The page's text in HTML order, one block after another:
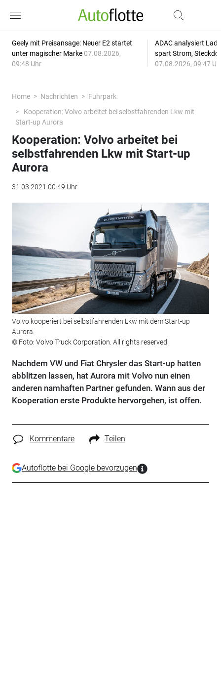
Geely mit Preisansage: Neuer E2 startet
unter magischer Marke 07.08.2026,
09:48 Uhr
ADAC analysiert
spart Strom,
07.08.2026, 09:47
Home Nachrichten
Fuhrpark
Kooperation: Volvo arbeitet bei selbstfahrenden Lkw mit
Start-up Aurora
Kooperation: Volvo arbeitet bei
selbstfahrenden Lkw mit Start-up
Aurora
31.03.2021 00:49 Uhr
Volvo kooperiert bei selbstfahrenden Lkw mit dem Start-up
Aurora.
© Foto: Volvo Truck Corporation. All rights reserved.
Nachdem VW und Fiat Chrysler das Start-up hatten
abblitzen lassen, hat Aurora mit Volvo nun einen
anderen namhaften Partner gefunden. Wann aus der
Kooperation erste Produkte hervorgehen, ist offen.
Kommentare Teilen
Autoflotte bei Google bevorzugen